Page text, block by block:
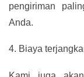
pengiriman
Anda.
4. Biaya